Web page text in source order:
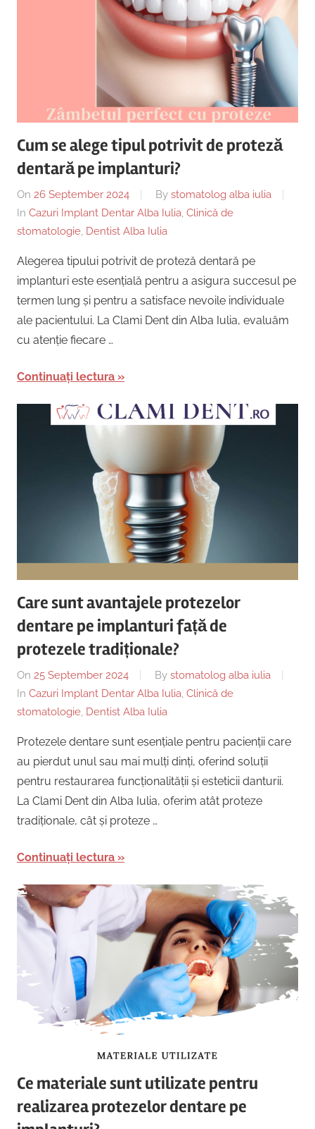
Cum se alege tipul potrivit de proteză
dentară pe implanturi?
On 26 September 2024 By stomatolog alba iulia
In Cazuri Implant Dentar Alba Iulia, Clinică de
stomatologie, Dentist Alba Iulia
Alegerea tipului potrivit de proteză dentară pe
implanturi este esențială pentru a asigura succesul pe
termen lung și pentru a satisface nevoile individuale
ale pacientului. La Clami Dent din Alba Iulia, evaluăm
cu atenție fiecare …
Continuați lectura
Care sunt avantajele protezelor
dentare pe implanturi față de
protezele tradiționale?
On 25 September 2024 By stomatolog alba iulia
In Cazuri Implant Dentar Alba Iulia, Clinică de
stomatologie, Dentist Alba Iulia
Protezele dentare sunt esențiale pentru pacienții care
au pierdut unul sau mai mulți dinți, oferind soluții
pentru restaurarea funcționalității și esteticii danturii.
La Clami Dent din Alba Iulia, oferim atât proteze
tradiționale, cât și proteze …
Continuați lectura
Ce materiale sunt utilizate pentru
realizarea protezelor dentare pe